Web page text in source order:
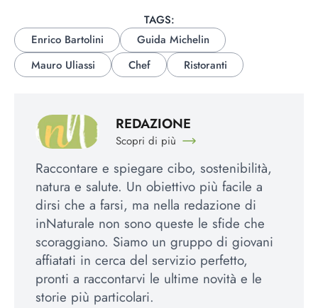
TAGS:
Enrico Bartolini
Guida Michelin
Mauro Uliassi
Chef Ristoranti
REDAZIONE
Scopri di più
Raccontare e spiegare cibo, sostenibilità,
natura e salute. Un obiettivo più facile a
dirsi che a farsi, ma nella redazione di
inNaturale non sono queste le sfide che
scoraggiano. Siamo un gruppo di giovani
affiatati in cerca del servizio perfetto,
pronti a raccontarvi le ultime novità e le
storie più particolari.